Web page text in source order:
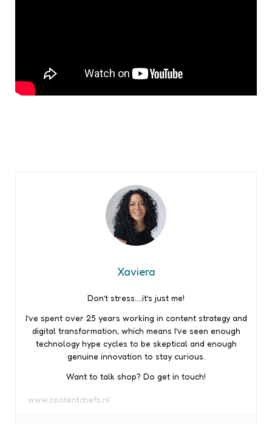
Xaviera
Don’t stress….it’s just me!
I’ve spent over 25 years working in content strategy and
digital transformation, which means I’ve seen enough
technology hype cycles to be skeptical and enough
genuine innovation to stay curious.
Want to talk shop? Do get in touch!
www.contentchefs.nl